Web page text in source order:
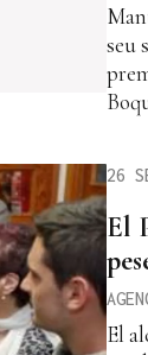
seu
26
El
El